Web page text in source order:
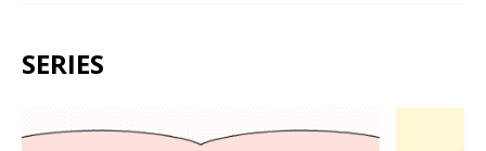
SERIES